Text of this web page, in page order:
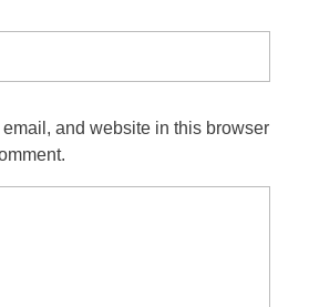
and website in this browser